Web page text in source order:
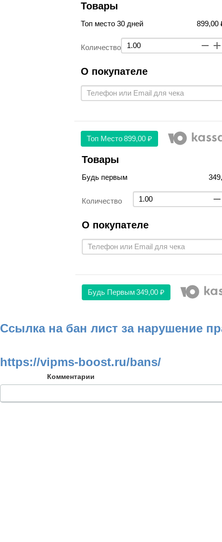
Товары
Топ место 30 дней 899,00
Количество
О покупателе
Топ Место 899,00 ₽
Товары
Будь первым
Количество
О покупателе
Будь Первым349,00 ₽
Ссылка на бан лист за нарушение
https://vipms-boost.ru/bans/
Комментарии